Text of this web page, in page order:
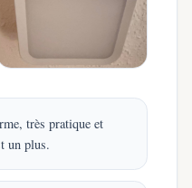
très pratique et
un plus.